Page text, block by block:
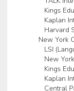
Kings
Kaplan
Harvard
New York
LSI
New
Kings
Kaplan
Central